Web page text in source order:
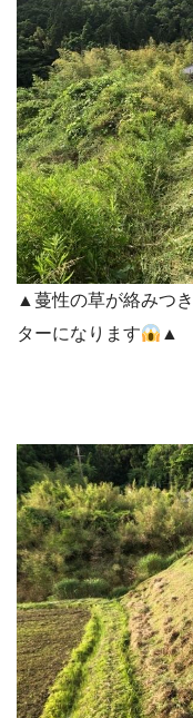
▲蔓性の草が絡みつ
ターになります
▲